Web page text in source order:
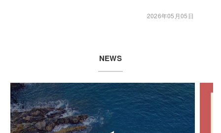
2026年05月05日
NEWS